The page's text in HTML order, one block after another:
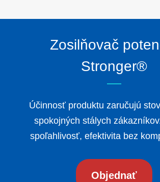
Zosilňovač
Stronger®
Účinnosť produktu zaručujú
spokojných stálych
spoľahlivosť, efektivita bez
Objednať